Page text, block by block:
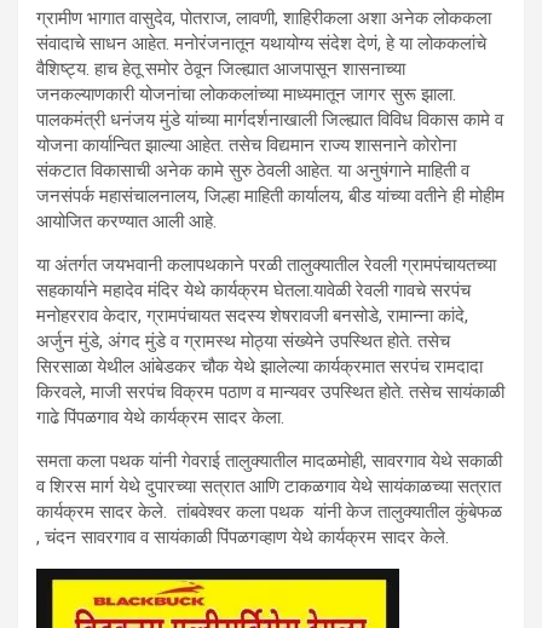
ग्रामीण भागात वासुदेव, पोतराज, लावणी, शाहिरीकला अशा अनेक लोककला
संवादाचे साधन आहेत. मनोरंजनातून यथायोग्य संदेश देणं, हे या लोककलांचे
वैशिष्ट्य. हाच हेतू समोर ठेवून जिल्ह्यात आजपासून शासनाच्या
जनकल्याणकारी योजनांचा लोककलांच्या माध्यमातून जागर सुरू झाला.
पालकमंत्री धनंजय मुंडे यांच्या मार्गदर्शनाखाली जिल्ह्यात विविध विकास कामे व
योजना कार्यान्वित झाल्या आहेत. तसेच विद्यमान राज्य शासनाने कोरोना
संकटात विकासाची अनेक कामे सुरु ठेवली आहेत. या अनुषंगाने माहिती व
जनसंपर्क महासंचालनालय, जिल्हा माहिती कार्यालय, बीड यांच्या वतीने ही मोहीम
आयोजित करण्यात आली आहे.
या अंतर्गत जयभवानी कलापथकाने परळी तालुक्यातील रेवली ग्रामपंचायतच्या
सहकार्याने महादेव मंदिर येथे कार्यक्रम घेतला.यावेळी रेवली गावचे सरपंच
मनोहरराव केदार, ग्रामपंचायत सदस्य शेषरावजी बनसोडे, रामान्‍ना कांदे,
अर्जुन मुंडे, अंगद मुंडे व ग्रामस्थ मोठ्या संख्येने उपस्थित होते. तसेच
सिरसाळा येथील आंबेडकर चौक येथे झालेल्या कार्यक्रमात सरपंच रामदादा
किरवले, माजी सरपंच विक्रम पठाण व मान्यवर उपस्थित होते. तसेच सायंकाळी
गाढे पिंपळगाव येथे कार्यक्रम सादर केला.
समता कला पथक यांनी गेवराई तालुक्यातील मादळमोही, सावरगाव येथे सकाळी
व शिरस मार्ग येथे दुपारच्या सत्रात आणि टाकळगाव येथे सायंकाळच्या सत्रात
कार्यक्रम सादर केले. तांबवेश्वर कला पथक यांनी केज तालुक्यातील कुंबेफळ
, चंदन सावरगाव व सायंकाळी पिंपळगव्हाण येथे कार्यक्रम सादर केले.